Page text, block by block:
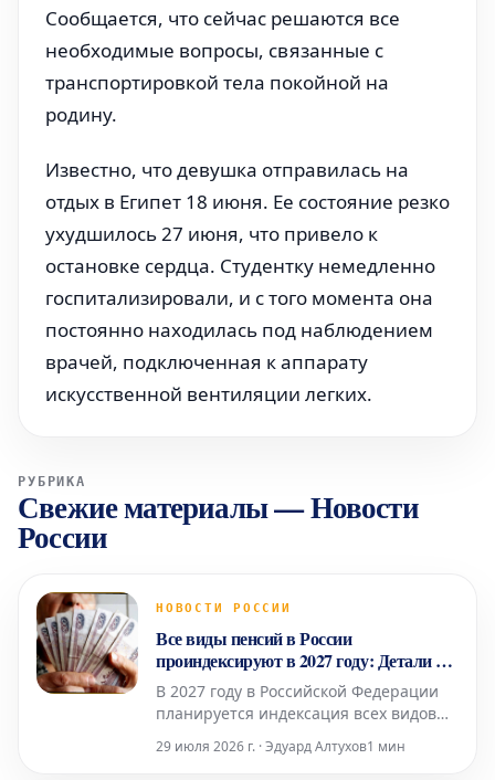
Сообщается, что сейчас решаются все
необходимые вопросы, связанные с
транспортировкой тела покойной на
родину.
Известно, что девушка отправилась на
отдых в Египет 18 июня. Ее состояние резко
ухудшилось 27 июня, что привело к
остановке сердца. Студентку немедленно
госпитализировали, и с того момента она
постоянно находилась под наблюдением
врачей, подключенная к аппарату
искусственной вентиляции легких.
РУБРИКА
Свежие материалы—Новости
России
НОВОСТИ РОССИИ
Все виды пенсий в России
проиндексируют в 2027 году: Детали от
эксперта
В 2027 году в Российской Федерации
планируется индексация всех видов
сроки и механизмы их осуществления
29 июля 2026 г. · Эдуард Алтухов1 мин